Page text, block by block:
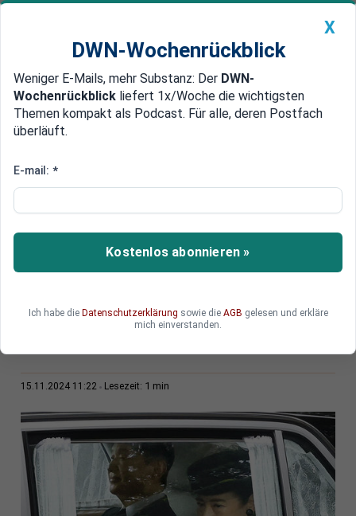
Newsticker MEIN DWN: Geldanlage Premium
Edelmetalle DWN-Magazin China
Japanische Prinzessin Yuriko
Sie war das älteste noch lebende Mitglied der
japanischen Kaiserfamilie. Nun ist Prinzessin
Yuriko in einem Krankenhaus in Tokio gestorben.
15.11.2024 11:22 Lesezeit: 1 min
X
DWN-Wochenrückblick
Weniger E-Mails, mehr Substanz: Der DWN-
Wochenrückblick liefert 1x/Woche die wichtigsten
Themen kompakt als Podcast. Für alle, deren Postfach
überläuft.
E-mail: *
Kostenlos abonnieren »
Ich habe die Datenschutzerklärung sowie die AGB gelesen und erkläre
mich einverstanden.